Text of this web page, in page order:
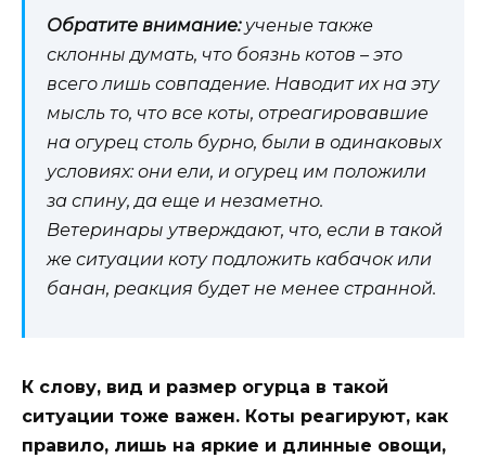
Обратите внимание:ученые также
склонны думать, что боязнь котов – это
всего лишь совпадение. Наводит их на эту
мысль то, что все коты, отреагировавшие
на огурец столь бурно, были в одинаковых
условиях: они ели, и огурец им положили
за спину, да еще и незаметно.
Ветеринары утверждают, что, если в такой
же ситуации коту подложить кабачок или
банан, реакция будет не менее странной.
К слову, вид и размер огурца в такой
ситуации тоже важен. Коты реагируют, как
правило, лишь на яркие и длинные овощи,